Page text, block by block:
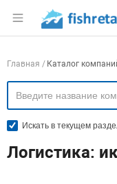
Раздел
Навигация по
Главная Каталог
Искать в текущем
Логистика: